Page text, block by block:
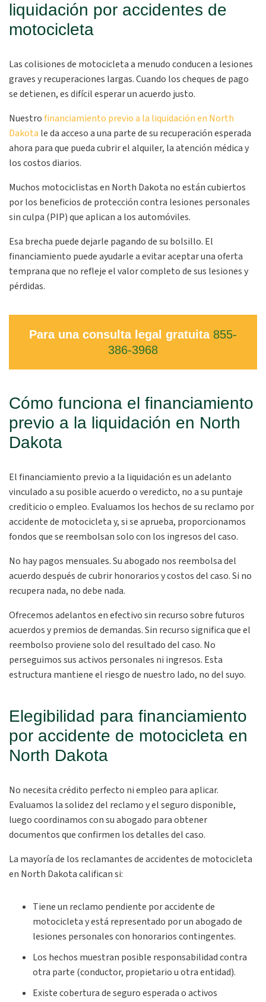
liquidación por accidentes de
motocicleta
Las colisiones de motocicleta a menudo conducen a lesiones
graves y recuperaciones largas. Cuando los cheques de pago
se detienen, es difícil esperar un acuerdo justo.
Nuestrofinanciamiento previo a la liquidación en North
Dakota le da acceso a una parte de su recuperación esperada
ahora para que pueda cubrir el alquiler, la atención médica y
los costos diarios.
Muchos motociclistas en North Dakota no están cubiertos
por los beneficios de protección contra lesiones personales
sin culpa (PIP) que aplican a los automóviles.
Esa brecha puede dejarle pagando de su bolsillo. El
financiamiento puede ayudarle a evitar aceptar una oferta
temprana que no refleje el valor completo de sus lesiones y
pérdidas.
Para una consulta legal gratuita 855-
386-3968
Cómo funciona el financiamiento
previo a la liquidación en North
Dakota
El financiamiento previo a la liquidación es un adelanto
vinculado a su posible acuerdo o veredicto, no a su puntaje
crediticio o empleo. Evaluamos los hechos de su reclamo por
accidente de motocicleta y, si se aprueba, proporcionamos
fondos que se reembolsan solo con los ingresos del caso.
No hay pagos mensuales. Su abogado nos reembolsa del
acuerdo después de cubrir honorarios y costos del caso. Si no
recupera nada, no debe nada.
Ofrecemos adelantos en efectivo sin recurso sobre futuros
acuerdos y premios de demandas. Sin recurso significa que el
reembolso proviene solo del resultado del caso. No
perseguimos sus activos personales ni ingresos. Esta
estructura mantiene el riesgo de nuestro lado, no del suyo.
Elegibilidad para financiamiento
por accidente de motocicleta en
North Dakota
No necesita crédito perfecto ni empleo para aplicar.
Evaluamos la solidez del reclamo y el seguro disponible,
luego coordinamos con su abogado para obtener
documentos que confirmen los detalles del caso.
La mayoría de los reclamantes de accidentes de motocicleta
en North Dakota califican si:
Tiene un reclamo pendiente por accidente de
motocicleta y está representado por un abogado de
lesiones personales con honorarios contingentes.
Los hechos muestran posible responsabilidad contra
otra parte (conductor, propietario u otra entidad).
Existe cobertura de seguro esperada o activos